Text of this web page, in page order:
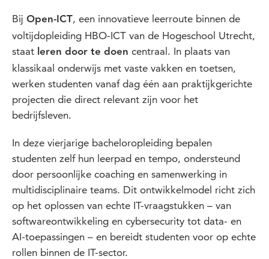
Bij Open-ICT, een innovatieve leerroute binnen de
voltijdopleiding HBO-ICT van de Hogeschool Utrecht,
staat leren door te doen centraal. In plaats van
klassikaal onderwijs met vaste vakken en toetsen,
werken studenten vanaf dag één aan praktijkgerichte
projecten die direct relevant zijn voor het
bedrijfsleven.
In deze vierjarige bacheloropleiding bepalen
studenten zelf hun leerpad en tempo, ondersteund
door persoonlijke coaching en samenwerking in
multidisciplinaire teams. Dit ontwikkelmodel richt zich
op het oplossen van echte IT-vraagstukken – van
softwareontwikkeling en cybersecurity tot data- en
AI-toepassingen – en bereidt studenten voor op echte
rollen binnen de IT-sector.